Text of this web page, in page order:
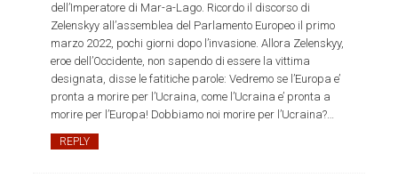
dell’Imperatore di Mar-a-Lago. Ricordo il discorso di
Zelenskyy all’assemblea del Parlamento Europeo il primo
marzo 2022, pochi giorni dopo l’invasione. Allora Zelenskyy,
eroe dell’Occidente, non sapendo di essere la vittima
designata, disse le fatitiche parole: Vedremo se l’Europa e’
pronta a morire per l’Ucraina, come l’Ucraina e’ pronta a
morire per l’Europa! Dobbiamo noi morire per l’Ucraina?…
REPLY